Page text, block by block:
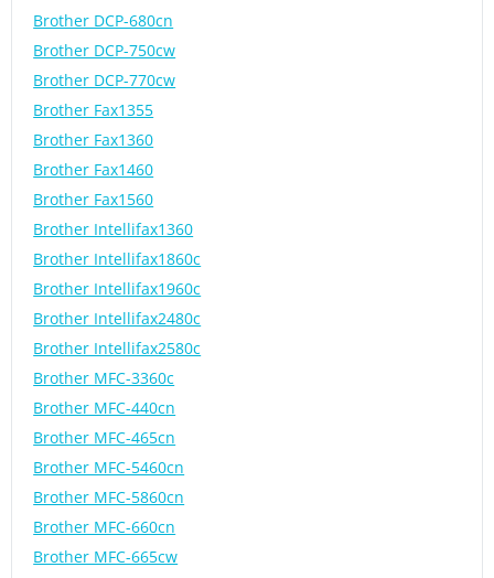
Brother DCP-680cn
Brother DCP-750cw
Brother DCP-770cw
Brother Fax1355
Brother Fax1360
Brother Fax1460
Brother Fax1560
Brother Intellifax1360
Brother Intellifax1860c
Brother Intellifax1960c
Brother Intellifax2480c
Brother Intellifax2580c
Brother MFC-3360c
Brother MFC-440cn
Brother MFC-465cn
Brother MFC-5460cn
Brother MFC-5860cn
Brother MFC-660cn
Brother MFC-665cw